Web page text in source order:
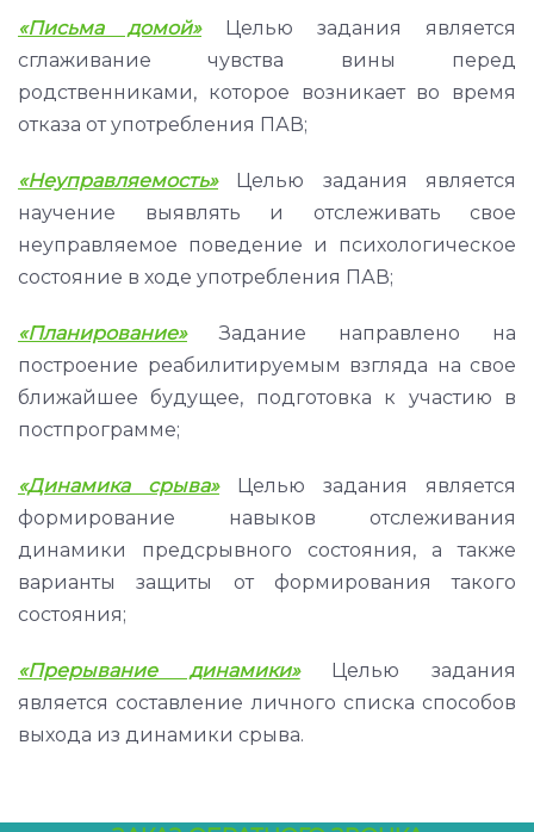
«Письма домой»Целью задания является
сглаживание чувства вины перед
родственниками, которое возникает во время
отказа от употребления ПАВ;
«Неуправляемость»Целью задания является
научение выявлять и отслеживать свое
неуправляемое поведение и психологическое
состояние в ходе употребления ПАВ;
«Планирование»Задание направлено на
построение реабилитируемым взгляда на свое
ближайшее будущее, подготовка к участию в
постпрограмме;
«Динамика срыва»Целью задания является
формирование навыков отслеживания
динамики предсрывного состояния, а также
варианты защиты от формирования такого
состояния;
«Прерывание динамики»Целью задания
является составление личного списка способов
выхода из динамики срыва.